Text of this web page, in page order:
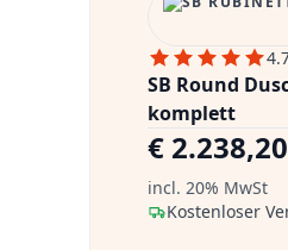
SB Round
komplett
€ 2.238,20
incl. 20% MwSt
Kostenloser